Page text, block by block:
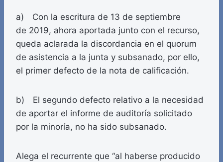
a) Con la escritura de 13 de septiembre
de 2019, ahora aportada junto con el recurso,
queda aclarada la discordancia en el quorum
de asistencia a la junta y subsanado, por ello,
el primer defecto de la nota de calificación.
b) El segundo defecto relativo a la necesidad
de aportar el informe de auditoría solicitado
por la minoría, no ha sido subsanado.
Alega el recurrente que “al haberse producido